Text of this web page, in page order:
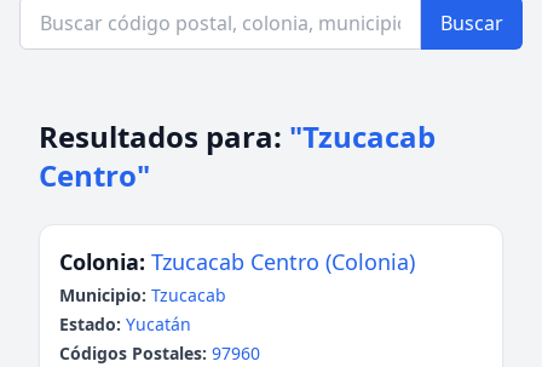
Buscar
Resultados para: "Tzucacab
Centro"
Colonia: Tzucacab Centro (Colonia)
Municipio: Tzucacab
Estado: Yucatán
Códigos Postales: 97960